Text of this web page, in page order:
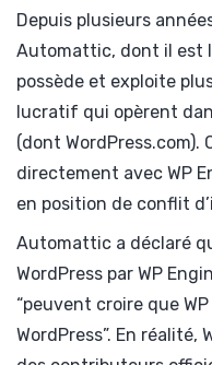
Depuis plusieurs
Automattic, dont il est
possède et exploite
lucratif qui opèrent
(dont WordPress.com).
directement avec WP
en position de conflit
Automattic a déclaré
WordPress par WP
“peuvent croire que
WordPress”. En réalité,